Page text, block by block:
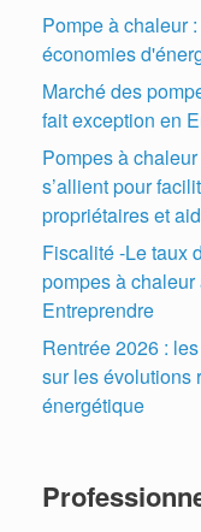
Pompe à chaleur
économies
Marché des
fait exception en
Pompes à
s’allient pour
propriétaires et
Fiscalité -Le taux
pompes à
Entreprendre
Rentrée 2026 :
sur les évolutions
énergétique